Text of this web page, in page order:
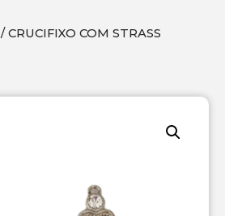
/ CRUCIFIXO COM STRASS